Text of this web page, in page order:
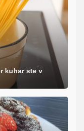
kuhar ste v